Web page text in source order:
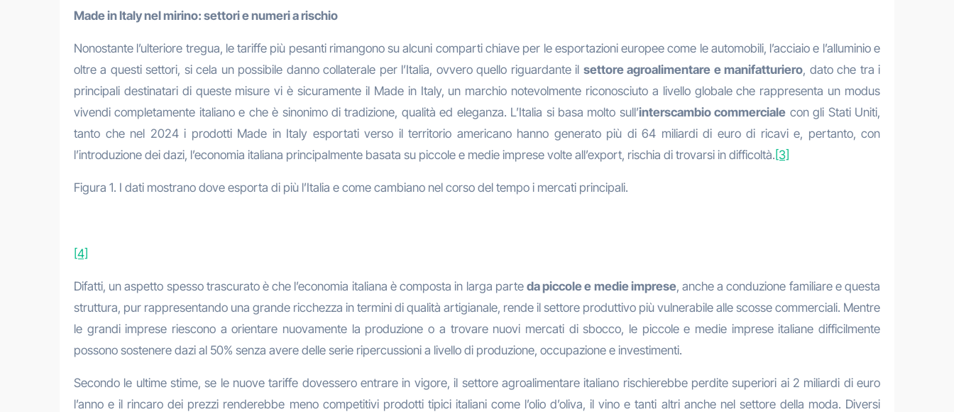
Made in Italy nel mirino: settori e numeri a rischio
Nonostante l’ulteriore tregua, le tariffe più pesanti rimangono su alcuni comparti chiave per le esportazioni europee come le automobili, l’acciaio e l’alluminio e
oltre a questi settori, si cela un possibile danno collaterale per l’Italia, ovvero quello riguardante il settore agroalimentare e manifatturiero, dato che tra i
principali destinatari di queste misure vi è sicuramente il Made in Italy, un marchio notevolmente riconosciuto a livello globale che rappresenta un modus
vivendi completamente italiano e che è sinonimo di tradizione, qualità ed eleganza. L’Italia si basa molto sull’interscambio commerciale con gli Stati Uniti,
tanto che nel 2024 i prodotti Made in Italy esportati verso il territorio americano hanno generato più di 64 miliardi di euro di ricavi e, pertanto, con
l’introduzione dei dazi, l’economia italiana principalmente basata su piccole e medie imprese volte all’export, rischia di trovarsi in difficoltà.[3]
Figura 1. I dati mostrano dove esporta di più l’Italia e come cambiano nel corso del tempo i mercati principali.
[4]
Difatti, un aspetto spesso trascurato è che l’economia italiana è composta in larga parte da piccole e medie imprese, anche a conduzione familiare e questa
struttura, pur rappresentando una grande ricchezza in termini di qualità artigianale, rende il settore produttivo più vulnerabile alle scosse commerciali. Mentre
le grandi imprese riescono a orientare nuovamente la produzione o a trovare nuovi mercati di sbocco, le piccole e medie imprese italiane difficilmente
possono sostenere dazi al 50% senza avere delle serie ripercussioni a livello di produzione, occupazione e investimenti.
Secondo le ultime stime, se le nuove tariffe dovessero entrare in vigore, il settore agroalimentare italiano rischierebbe perdite superiori ai 2 miliardi di euro
l’anno e il rincaro dei prezzi renderebbe meno competitivi prodotti tipici italiani come l’olio d’oliva, il vino e tanti altri anche nel settore della moda. Diversi